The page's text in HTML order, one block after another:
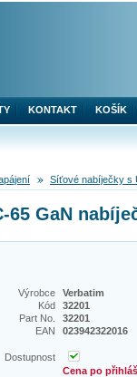
Síťové nabíječky s
65 GaN
Výrobce
Verbatim
Kód
32201
Part No.
32201
EAN
023942322016
Dostupnost
Cena po
KONTAKT KOŠÍK